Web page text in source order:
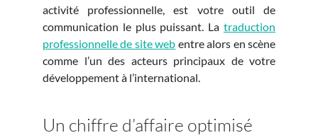
activité professionnelle, est votre outil de
communication le plus puissant. La traduction
professionnelle de site web entre alors en scène
comme l’un des acteurs principaux de votre
développement à l’international.
Un chiffre d’affaire optimisé